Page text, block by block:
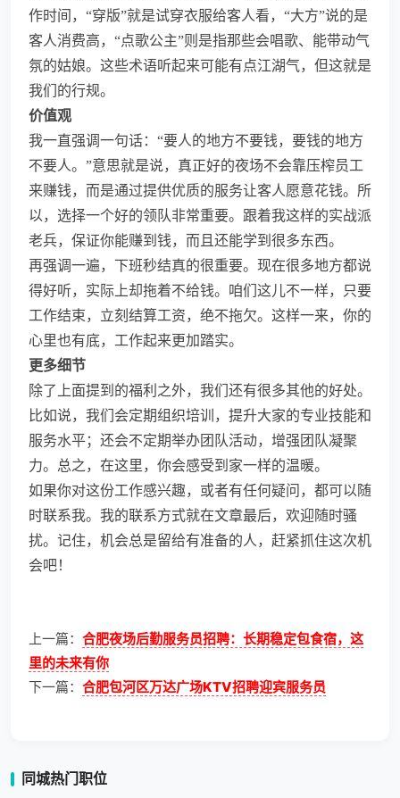
作时间，“穿版”就是试穿衣服给客人看，“大方”说的是
客人消费高，“点歌公主”则是指那些会唱歌、能带动气
氛的姑娘。这些术语听起来可能有点江湖气，但这就是
我们的行规。
价值观
我一直强调一句话：“要人的地方不要钱，要钱的地方
不要人。”意思就是说，真正好的夜场不会靠压榨员工
来赚钱，而是通过提供优质的服务让客人愿意花钱。所
以，选择一个好的领队非常重要。跟着我这样的实战派
老兵，保证你能赚到钱，而且还能学到很多东西。
再强调一遍，下班秒结真的很重要。现在很多地方都说
得好听，实际上却拖着不给钱。咱们这儿不一样，只要
工作结束，立刻结算工资，绝不拖欠。这样一来，你的
心里也有底，工作起来更加踏实。
更多细节
除了上面提到的福利之外，我们还有很多其他的好处。
比如说，我们会定期组织培训，提升大家的专业技能和
服务水平；还会不定期举办团队活动，增强团队凝聚
力。总之，在这里，你会感受到家一样的温暖。
如果你对这份工作感兴趣，或者有任何疑问，都可以随
时联系我。我的联系方式就在文章最后，欢迎随时骚
扰。记住，机会总是留给有准备的人，赶紧抓住这次机
会吧！
上一篇： 合肥夜场后勤服务员招聘：长期稳定包食宿，这
里的未来有你
下一篇： 合肥包河区万达广场KTV招聘迎宾服务员
同城热门职位